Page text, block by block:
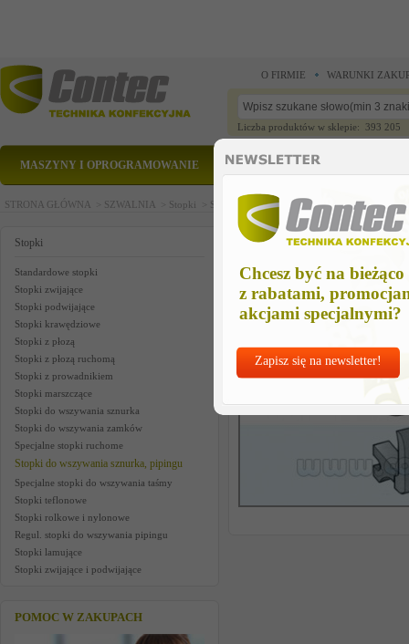
Chcesz być na bieżąco
z rabatami,
akcjami specjalnymi?
Zapisz się na newsletter!
O FIRMIE WARUNKI
Liczba produktów w sklepie: 393 205
MASZYNY I OPROGRAMOWANIE CZĘŚCI ZAMIENNE
STRONA GŁÓWNA > SZWALNIA > Stopki > Stopki do wszywania sznurka, pipingu >
Stopki
Standardowe stopki
Stopki zwijające
Stopki podwijające
Stopki krawędziowe
Stopki z płozą
Stopki z płozą ruchomą
Stopki z prowadnikiem
Stopki marszczące
Stopki do wszywania sznurka
Stopki do wszywania zamków
Specjalne stopki ruchome
Stopki do wszywania sznurka, pipingu
Specjalne stopki do wszywania taśmy
Stopki teflonowe
Stopki rolkowe i nylonowe
Regul. stopki do wszywania pipingu
Stopki lamujące
Stopki zwijające i podwijające
POMOC W ZAKUPACH
STOPKA DO PIPINGU STAŁA